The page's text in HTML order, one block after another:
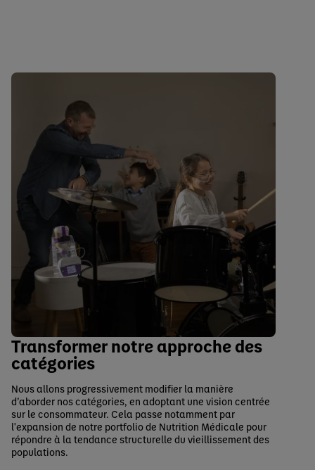
Transformer notre approche des
catégories
Nous allons progressivement modifier la manière
d’aborder nos catégories, en adoptant une vision centrée
sur le consommateur. Cela passe notamment par
l'expansion de notre portfolio de Nutrition Médicale pour
répondre à la tendance structurelle du vieillissement des
populations.